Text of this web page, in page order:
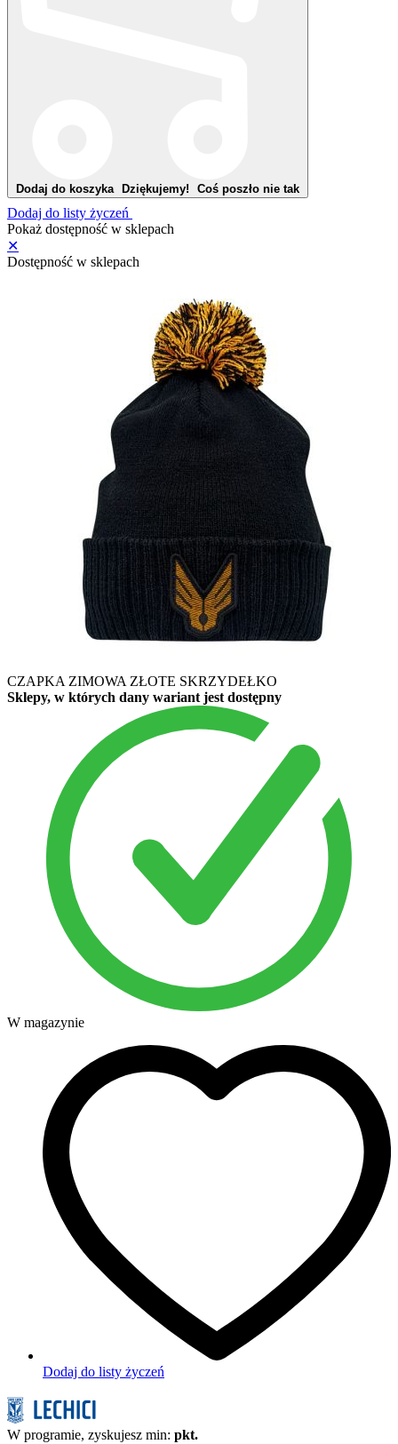
Dodaj do koszyka Dziękujemy! Coś poszło nie tak
Dodaj do listy życzeń
Pokaż dostępność w sklepach
✕
Dostępność w sklepach
CZAPKA ZIMOWA ZŁOTE SKRZYDEŁKO
Sklepy, w których dany wariant jest dostępny
W magazynie
Dodaj do listy życzeń
W programie, zyskujesz min: pkt.